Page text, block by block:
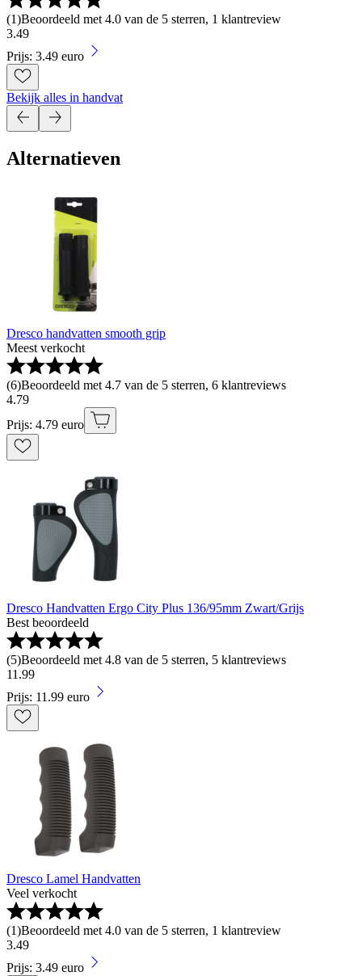
(1)Beoordeeld met 4.0 van de 5 sterren, 1 klantreview
3.49
Prijs: 3.49 euro
Bekijk alles in handvat
Alternatieven
Dresco handvatten smooth grip
Meest verkocht
(6)Beoordeeld met 4.7 van de 5 sterren, 6 klantreviews
4.79
Prijs: 4.79 euro
Dresco Handvatten Ergo City Plus 136/95mm Zwart/Grijs
Best beoordeeld
(5)Beoordeeld met 4.8 van de 5 sterren, 5 klantreviews
11 .99
Prijs: 11.99 euro
Dresco Lamel Handvatten
Veel verkocht
(1)Beoordeeld met 4.0 van de 5 sterren, 1 klantreview
3.49
Prijs: 3.49 euro